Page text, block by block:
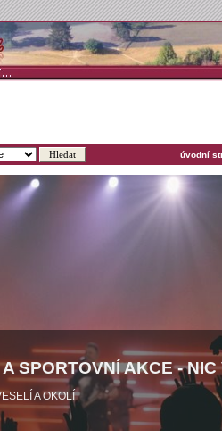
úvodní
SPORTOVNÍ AKCE -
A OKOLÍ